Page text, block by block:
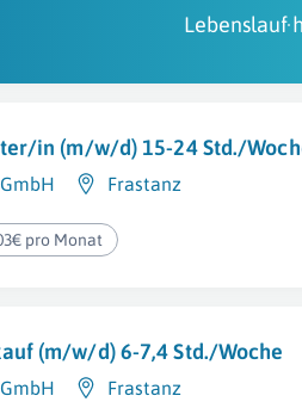
Lebenslauf
in (m/w/d) 15-24 Std./
Frastanz
pro Monat
(m/w/d) 6-7,4 Std./Woche
Frastanz